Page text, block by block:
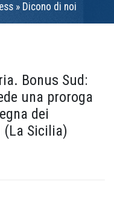
» Dicono di noi
Bonus Sud:
una proroga
dei
Sicilia)